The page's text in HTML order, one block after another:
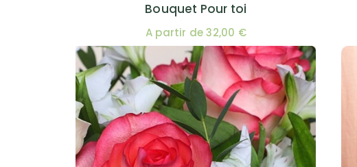
Bouquet Pour toi
A partir de 32,00 €